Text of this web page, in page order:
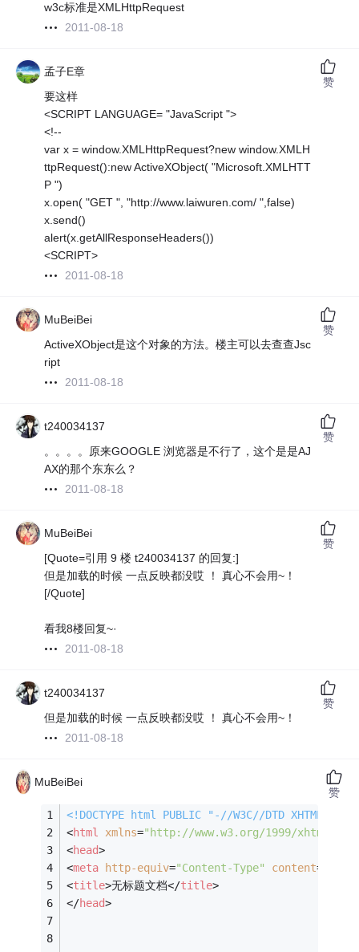
w3c标准是XMLHttpRequest
2011-08-18
孟子E章
要这样
<SCRIPT LANGUAGE= "JavaScript ">
<!--
var x = window.XMLHttpRequest?new window.XMLH
ttpRequest():new ActiveXObject( "Microsoft.XMLHTT
P ")
x.open( "GET ", "http://www.laiwuren.com/ ",false)
x.send()
alert(x.getAllResponseHeaders())
<SCRIPT>
2011-08-18
赞
MuBeiBei
ActiveXObject是这个对象的方法。楼主可以去查查Jsc
ript
2011-08-18
赞
t240034137
。。。。原来GOOGLE 浏览器是不行了，这个是是AJ
AX的那个东东么？
2011-08-18
赞
MuBeiBei
[Quote=引用 9 楼 t240034137 的回复:]
但是加载的时候 一点反映都没哎 ！ 真心不会用~！
[/Quote]
看我8楼回复~·
2011-08-18
赞
t240034137
但是加载的时候 一点反映都没哎 ！ 真心不会用~！
2011-08-18
赞
MuBeiBei
<!DOCTYPE html PUBLIC
"-//W3C//DTD XHTML
<html xmlns="http://www.w3.org/1999/xhtml"
<head>
<meta http-equiv="Content-Type" content=
<title>无标题文档</title>
</head>
赞